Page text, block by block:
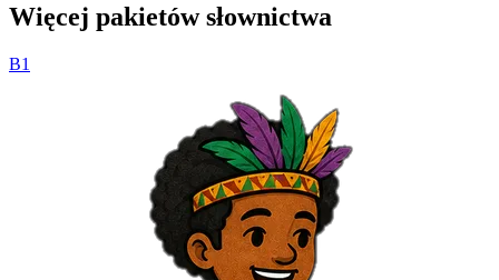
Więcej pakietów słownictwa
B1